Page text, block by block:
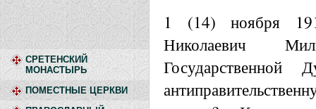
СРЕТЕНСКИЙ
МОНАСТЫРЬ
ПОМЕСТНЫЕ ЦЕРКВИ
1 (14) ноября
Николаевич